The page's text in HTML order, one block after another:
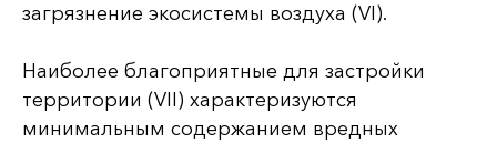
загрязнение экосистемы воздуха (VI).
Наиболее благоприятные для застройки
территории (VII) характеризуются
минимальным содержанием вредных